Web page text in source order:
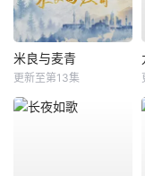
米良与麦青
更新至第13集